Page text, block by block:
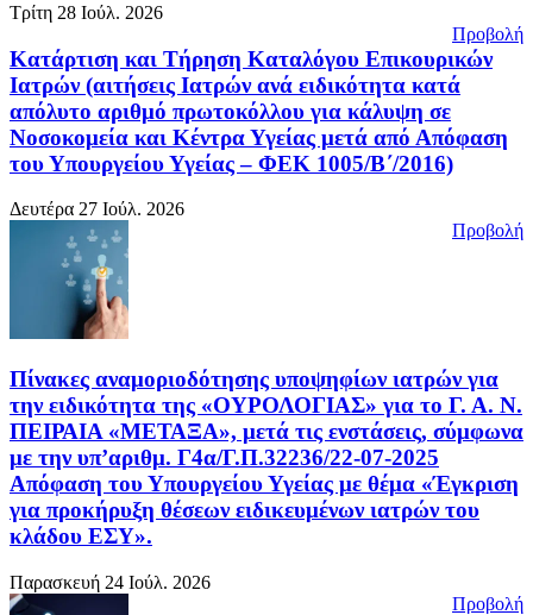
Τρίτη 28 Ιούλ. 2026
Προβολή
Κατάρτιση και Τήρηση Καταλόγου Επικουρικών
Ιατρών (αιτήσεις Ιατρών ανά ειδικότητα κατά
απόλυτο αριθμό πρωτοκόλλου για κάλυψη σε
Νοσοκομεία και Κέντρα Υγείας μετά από Απόφαση
του Υπουργείου Υγείας – ΦΕΚ 1005/Β΄/2016)
Δευτέρα 27 Ιούλ. 2026
Προβολή
Πίνακες αναμοριοδότησης υποψηφίων ιατρών για
την ειδικότητα της «ΟΥΡΟΛΟΓΙΑΣ» για το Γ. Α. Ν.
ΠΕΙΡΑΙΑ «ΜΕΤΑΞΑ», μετά τις ενστάσεις, σύμφωνα
με την υπ’αριθμ. Γ4α/Γ.Π.32236/22-07-2025
Απόφαση του Υπουργείου Υγείας με θέμα «Έγκριση
για προκήρυξη θέσεων ειδικευμένων ιατρών του
κλάδου ΕΣΥ».
Παρασκευή 24 Ιούλ. 2026
Προβολή